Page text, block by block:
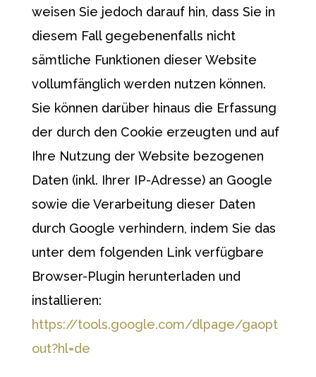
weisen Sie jedoch darauf hin, dass Sie in
diesem Fall gegebenenfalls nicht
sämtliche Funktionen dieser Website
vollumfänglich werden nutzen können.
Sie können darüber hinaus die Erfassung
der durch den Cookie erzeugten und auf
Ihre Nutzung der Website bezogenen
Daten (inkl. Ihrer IP-Adresse) an Google
sowie die Verarbeitung dieser Daten
durch Google verhindern, indem Sie das
unter dem folgenden Link verfügbare
Browser-Plugin herunterladen und
installieren:
https://tools.google.com/dlpage/gaopt
out?hl=de